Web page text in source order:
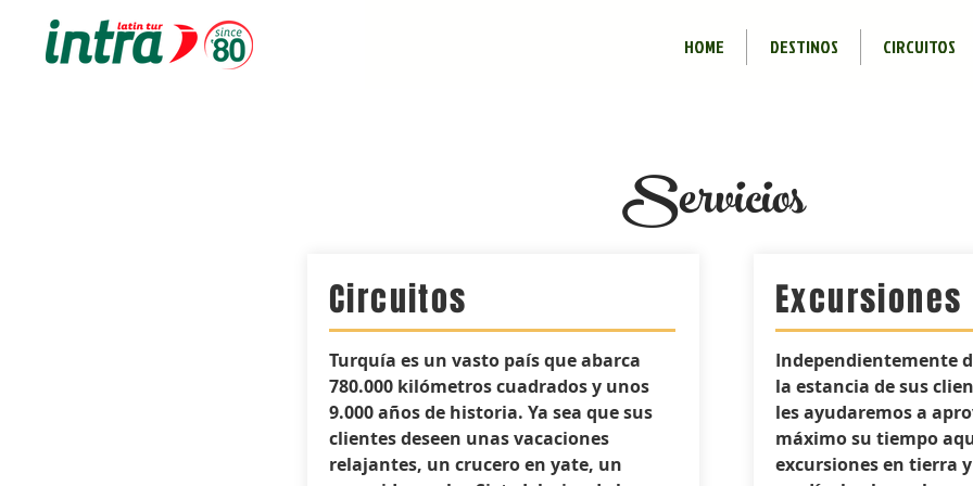
HOME DESTINOS CIRCUITOS
Servicios
Circuitos
Turquía es un vasto país que abarca
780.000 kilómetros cuadrados y unos
9.000 años de historia. Ya sea que sus
clientes deseen unas vacaciones
relajantes, un crucero en yate, un
Excursiones
Independientemente
la estancia de sus
les ayudaremos a
máximo su tiempo
excursiones en tierra